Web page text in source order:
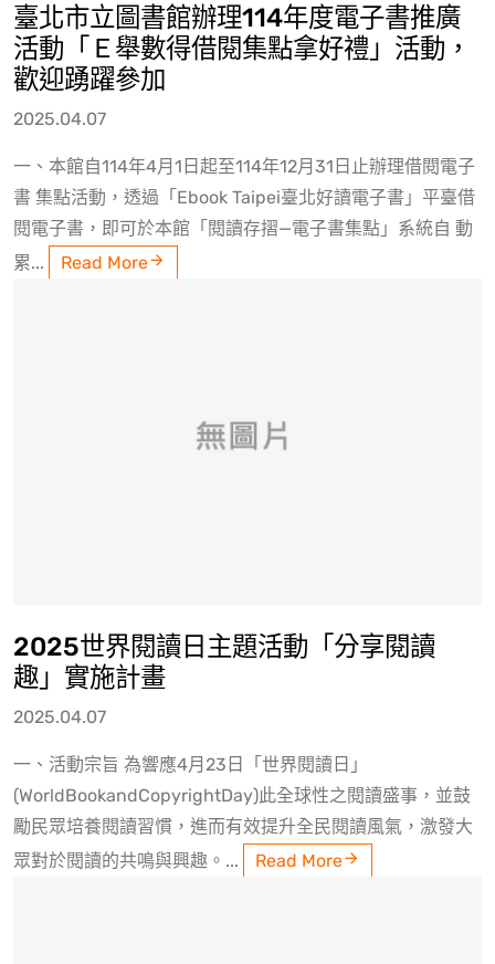
臺北市立圖書館辦理114年度電子書推廣
活動「Ｅ舉數得借閱集點拿好禮」活動，
歡迎踴躍參加
2025.04.07
一、本館自114年4月1日起至114年12月31日止辦理借閱電子
書 集點活動，透過「Ebook Taipei臺北好讀電子書」平臺借
閱電子書，即可於本館「閱讀存摺—電子書集點」系統自 動
累...
Read More
2025世界閱讀日主題活動「分享閱讀
趣」實施計畫
2025.04.07
一、活動宗旨 為響應4月23日「世界閱讀日」
(WorldBookandCopyrightDay)此全球性之閱讀盛事，並鼓
勵民眾培養閱讀習慣，進而有效提升全民閱讀風氣，激發大
眾對於閱讀的共鳴與興趣。...
Read More